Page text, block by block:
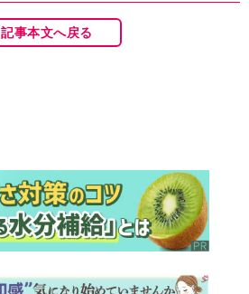
記事本文へ戻る